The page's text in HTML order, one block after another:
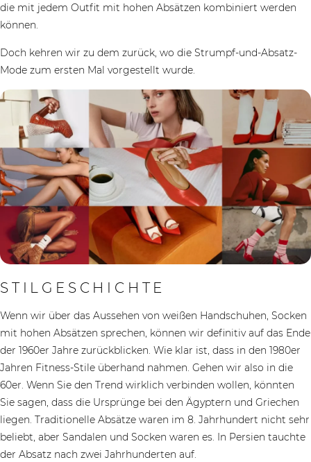
die mit jedem Outfit mit hohen Absätzen kombiniert werden
können.
Doch kehren wir zu dem zurück, wo die Strumpf-und-Absatz-
Mode zum ersten Mal vorgestellt wurde.
STILGESCHICHTE
Wenn wir über das Aussehen von weißen Handschuhen, Socken
mit hohen Absätzen sprechen, können wir definitiv auf das Ende
der 1960er Jahre zurückblicken. Wie klar ist, dass in den 1980er
Jahren Fitness-Stile überhand nahmen. Gehen wir also in die
60er. Wenn Sie den Trend wirklich verbinden wollen, könnten
Sie sagen, dass die Ursprünge bei den Ägyptern und Griechen
liegen. Traditionelle Absätze waren im 8. Jahrhundert nicht sehr
beliebt, aber Sandalen und Socken waren es. In Persien tauchte
der Absatz nach zwei Jahrhunderten auf.